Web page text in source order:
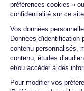
préférences cookies »
confidentialité sur ce
Vos données
Données d'identification
contenu personnalisés,
contenu, études
et/ou accéder à des
Pour modifier vos